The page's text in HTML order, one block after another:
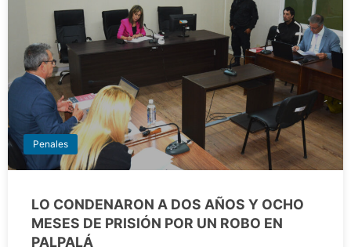
Penales
LO CONDENARON A DOS AÑOS Y OCHO
MESES DE PRISIÓN POR UN ROBO EN
PALPALÁ